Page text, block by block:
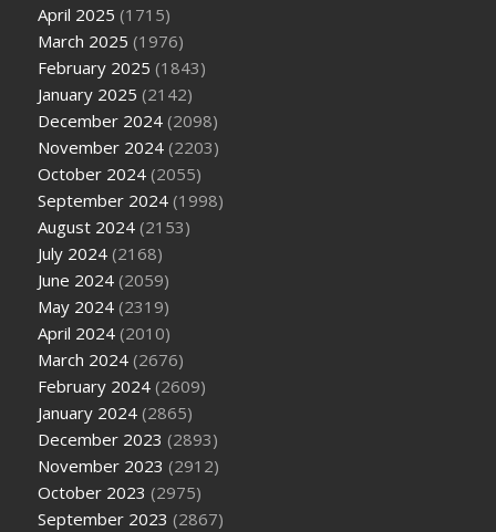
April 2025 (1715)
March 2025 (1976)
February 2025 (1843)
January 2025 (2142)
December 2024 (2098)
November 2024 (2203)
October 2024 (2055)
September 2024 (1998)
August 2024 (2153)
July 2024 (2168)
June 2024 (2059)
May 2024 (2319)
April 2024 (2010)
March 2024 (2676)
February 2024 (2609)
January 2024 (2865)
December 2023 (2893)
November 2023 (2912)
October 2023 (2975)
September 2023 (2867)